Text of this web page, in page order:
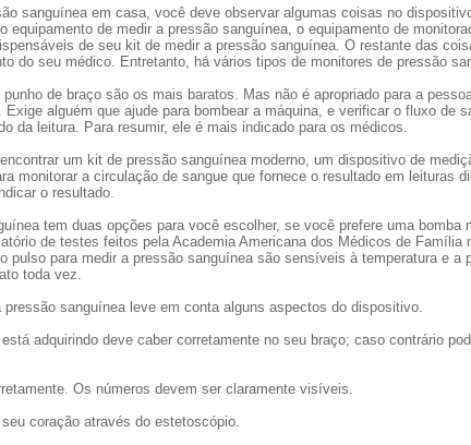
sanguínea em casa, você deve observar algumas coisas no
equipamento de medir a pressão sanguínea, o equipamento de
de seu kit de medir a pressão sanguínea. O restante das
do seu médico. Entretanto, há vários tipos de monitores de pressão
de braço são os mais baratos. Mas não é apropriado para a
alguém que ajude para bombear a máquina, e verificar o fluxo de
da leitura. Para resumir, ele é mais indicado para os médicos.
um kit de pressão sanguínea moderno, um dispositivo de
monitorar a circulação de sangue que fornece o resultado em leituras
o resultado.
tem duas opções para você escolher, se você prefere uma bomba
de testes feitos pela Academia Americana dos Médicos de Família
pulso para medir a pressão sanguínea são sensíveis à temperatura e a
toda vez.
sanguínea leve em conta alguns aspectos do dispositivo.
adquirindo deve caber corretamente no seu braço; caso contrário
Os números devem ser claramente visíveis.
coração através do estetoscópio.